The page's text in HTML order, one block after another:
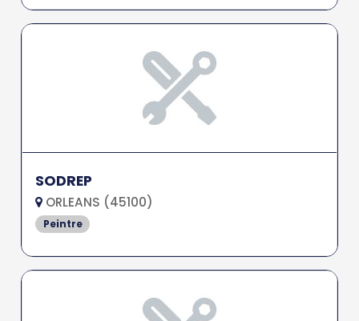
SODREP
ORLEANS (45100)
Peintre